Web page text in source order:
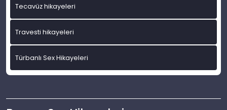
Tecavüz hikayeleri
Travesti hikayeleri
Türbanlı Sex Hikayeleri